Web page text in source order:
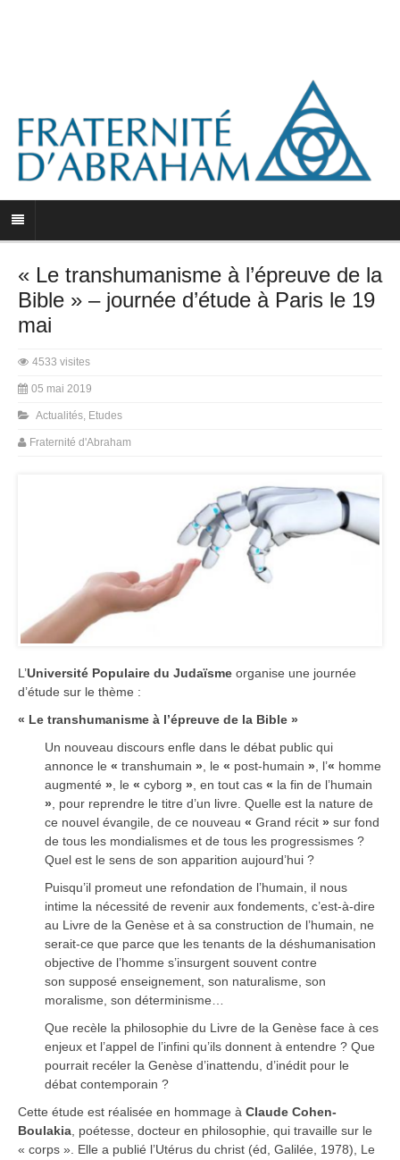
« Le transhumanisme à l’épreuve de la
Bible » – journée d’étude à Paris le 19
mai
4533 visites
05 mai 2019
Actualités, Etudes
Fraternité d'Abraham
L’Université Populaire du Judaïsme organise une journée
d’étude sur le thème :
« Le transhumanisme à l’épreuve de la Bible »
Un nouveau discours enfle dans le débat public qui
annonce le « transhumain » , le « post-humain » , l’« homme
augmenté » , le « cyborg » , en tout cas « la fin de l’humain
» , pour reprendre le titre d’un livre. Quelle est la nature de
ce nouvel évangile, de ce nouveau « Grand récit » sur fond
de tous les mondialismes et de tous les progressismes ?
Quel est le sens de son apparition aujourd’hui ?
Puisqu’il promeut une refondation de l’humain, il nous
intime la nécessité de revenir aux fondements, c’est-à-dire
au Livre de la Genèse et à sa construction de l’humain, ne
serait-ce que parce que les tenants de la déshumanisation
objective de l’homme s’insurgent souvent contre
son supposé enseignement, son naturalisme, son
moralisme, son déterminisme…
Que recèle la philosophie du Livre de la Genèse face à ces
enjeux et l’appel de l’infini qu’ils donnent à entendre ? Que
pourrait recéler la Genèse d’inattendu, d’inédit pour le
débat contemporain ?
Cette étude est réalisée en hommage à Claude Cohen-
Boulakia , poétesse, docteur en philosophie, qui travaille sur le
« corps ». Elle a publié l’Utérus du christ (éd, Galilée, 1978), Le